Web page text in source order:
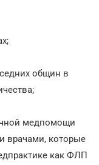
общин в
медпомощи
врачами, которые
как ФЛП